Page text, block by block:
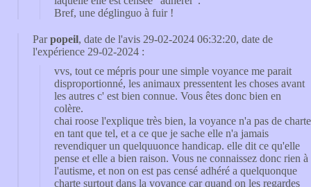
Bref, une déglinguo à fuir !
Parpopeil, date de l'avis 29-02-2024 06:32:20, date de
l'expérience 29-02-2024 :
vvs, tout ce mépris pour une simple voyance me parait
disproportionné, les animaux pressentent les choses avant
les autres c' est bien connue. Vous êtes donc bien en
colère.
chai roose l'explique très bien, la voyance n'a pas de charte
en tant que tel, et a ce que je sache elle n'a jamais
revendiquer un quelquuonce handicap. elle dit ce qu'elle
pense et elle a bien raison. Vous ne connaissez donc rien à
l'autisme, et non on est pas censé adhéré a quelquonque
charte surtout dans la voyance car quand on les regardes